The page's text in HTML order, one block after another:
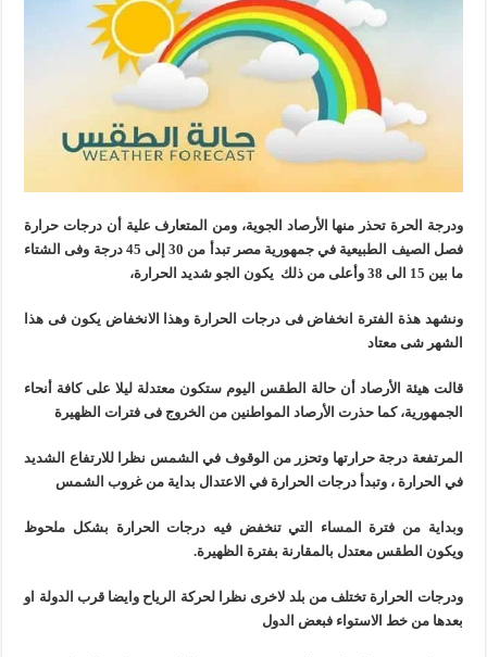
ودرجة الحرة تحذر منها الأرصاد الجوية، ومن المتعارف علية أن درجات حرارة
فصل الصيف الطبيعية في جمهورية مصر تبدأ من 30 إلى 45 درجة وفى الشتاء
ما بين 15 الى 38 وأعلى من ذلك يكون الجو شديد الحرارة،
ونشهد هذة الفترة انخفاض فى درجات الحرارة وهذا الانخفاض يكون فى هذا
الشهر شى معتاد
قالت هيئة الأرصاد أن حالة الطقس اليوم ستكون معتدلة ليلا على كافة أنحاء
الجمهورية، كما حذرت الأرصاد المواطنين من الخروج فى فترات الظهيرة
المرتفعة درجة حرارتها وتحزر من الوقوف في الشمس نظرا للارتفاع الشديد
في الحرارة ، وتبدأ درجات الحرارة في الاعتدال بداية من غروب الشمس
وبداية من فترة المساء التي تنخفض فيه درجات الحرارة بشكل ملحوظ
ويكون الطقس معتدل بالمقارنة بفترة الظهيرة.
ودرجات الحرارة تختلف من بلد لاخرى نظرا لحركة الرياح وايضا قرب الدولة او
بعدها من خط الاستواء فبعض الدول